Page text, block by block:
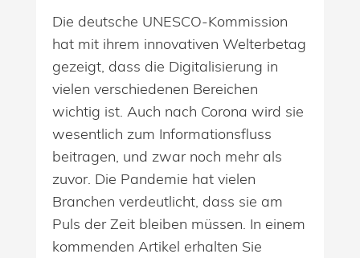
Die deutsche UNESCO-Kommission
hat mit ihrem innovativen Welterbetag
gezeigt, dass die Digitalisierung in
vielen verschiedenen Bereichen
wichtig ist. Auch nach Corona wird sie
wesentlich zum Informationsfluss
beitragen, und zwar noch mehr als
zuvor. Die Pandemie hat vielen
Branchen verdeutlicht, dass sie am
Puls der Zeit bleiben müssen. In einem
kommenden Artikel erhalten Sie